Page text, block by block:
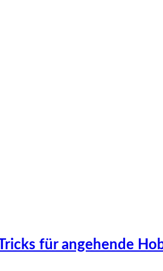
für angehende